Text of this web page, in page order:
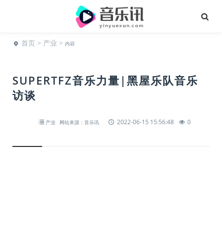
首页 > 产业 > 内容
SUPERTFZ音乐力量|黑屋乐队音乐
访谈
产业 网站来源：音乐讯 2022-06-15 15:56:48 0